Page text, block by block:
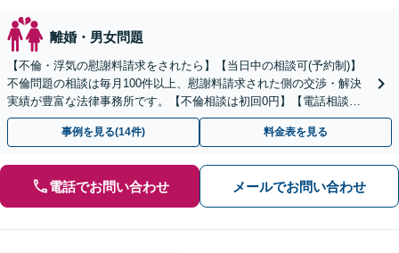
離婚・男女問題
【不倫・浮気の慰謝料請求をされたら】【当日中の相談可(予約制)】
不倫問題の相談は毎月100件以上、慰謝料請求された側の交渉・解決
実績が豊富な法律事務所です。【不倫相談は初回0円】【電話相談で
ご契約まで対応可/来所不要】
事例を見る(14件) 料金表を見る
電話でお問い合わせ メールでお問い合わせ